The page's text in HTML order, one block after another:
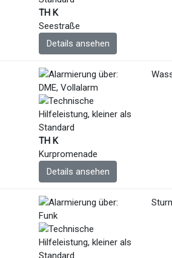
TH K
Seestraße
Details ansehen
TH K
Kurpromenade
Details ansehen